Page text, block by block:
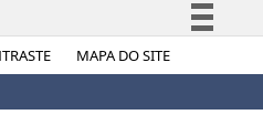
MAPA DO SITE
Simplifique!